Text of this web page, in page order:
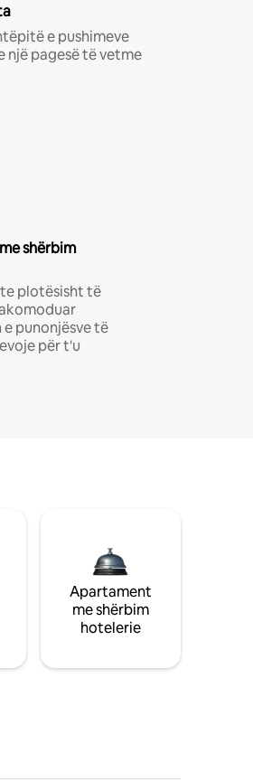
e pushimeve
një pagesë të vetme
shërbim
plotësisht të
punonjësve të
për t'u
Apartament
me shërbim
hotelerie